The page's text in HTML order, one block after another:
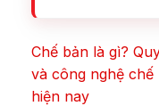
Chế bản là gì?
và công nghệ chế
hiện nay